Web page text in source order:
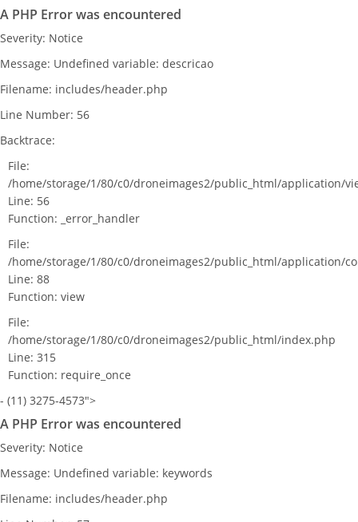
A PHP Error was encountered
Severity: Notice
Message: Undefined variable: descricao
Filename: includes/header.php
Line Number: 56
Backtrace:
File:
/home/storage/1/80/c0/droneimages2/public_html/application/
Line: 56
Function: _error_handler
File:
/home/storage/1/80/c0/droneimages2/public_html/application/
Line: 88
Function: view
File:
/home/storage/1/80/c0/droneimages2/public_html/index.php
Line: 315
Function: require_once
- (11) 3275-4573">
A PHP Error was encountered
Severity: Notice
Message: Undefined variable: keywords
Filename: includes/header.php